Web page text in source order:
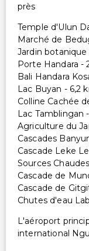
près
Temple d'Ulun
Marché de
Jardin botanique
Porte Handara -
Bali Handara
Lac Buyan - 6,2
Colline Cachée
Lac Tamblingan -
Agriculture du
Cascades
Cascade Leke
Sources
Cascade de
Cascade de
Chutes d'eau
L'aéroport
international